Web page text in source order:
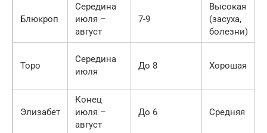
Блюкроп
Середина
июля –
август
7-9
Высокая
(засуха,
болезни)
Торо
Середина
июля
До 8 Хорошая
Элизабет
Конец
июля –
август
До 6 Средняя